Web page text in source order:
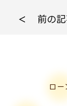
前の
ロー